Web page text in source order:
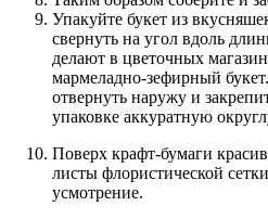
Упакуйте букет из
свернуть на угол вдоль
делают в цветочных
мармеладно-зефирный
отвернуть наружу и
упаковке аккуратную
Поверх крафт-бумаги
листы флористической
усмотрение.